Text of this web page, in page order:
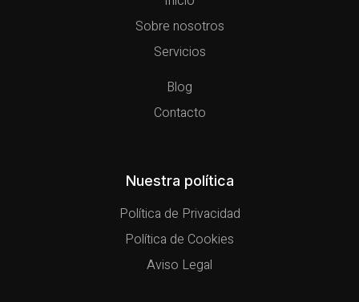
Sobre nosotros
Servicios
Blog
Contacto
Nuestra política
Política de Privacidad
Política de Cookies
Aviso Legal